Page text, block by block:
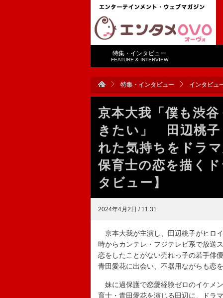
特集・インタビュー
FEATURE & INTERVIEW
特集・インタビュー インタビュ
京本大我「僕も渋
きたい」 田辺桃子
れた気持ちをドラ
保育士の恋を描く
タビュー】
2024年4月2日 / 11:31
京本大我が主演し、田辺桃子がヒロ
時からカンテレ・フジテレビ系で放送
恋をしたことがない売れっ子の若手俳
青田愛花に出会い、不器用ながらも恋
妹に過保護で恋愛経験ゼロのイケメ
育士・青田愛花を演じる田辺に、ドラ